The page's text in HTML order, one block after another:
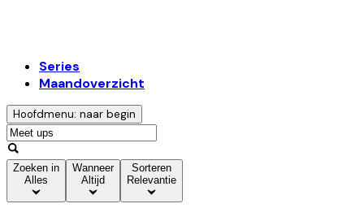
Series
Maandoverzicht
Hoofdmenu: naar begin
Zoeken in
Alles
Wanneer
Altijd
Sorteren
Relevantie